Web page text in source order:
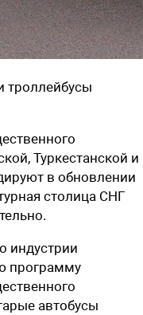
троллейбусы
Туркестанской и
в обновлении
столица СНГ
индустрии
программу
автобусы